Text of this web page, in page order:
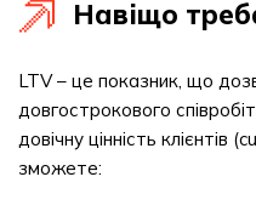
Навіщо
LTV – це показник, що
довгострокового
довічну цінність
зможете: